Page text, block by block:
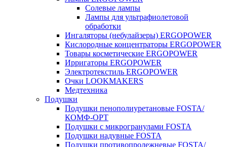
Солевые лампы
Лампы для ультрафиолетовой
обработки
Ингаляторы (небулайзеры) ERGOPOWER
Кислородные концентраторы ERGOPOWER
Товары косметические ERGOPOWER
Ирригаторы ERGOPOWER
Электротекстиль ERGOPOWER
Очки LOOKMAKERS
Медтехника
Подушки
Подушки пенополиуретановые FOSTA/
КОМФ-ОРТ
Подушки с микрогранулами FOSTA
Подушки надувные FOSTA
Подушки противопролежневые FOSTA/